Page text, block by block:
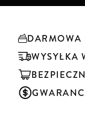
k
DARMOWA
WYSYŁKA